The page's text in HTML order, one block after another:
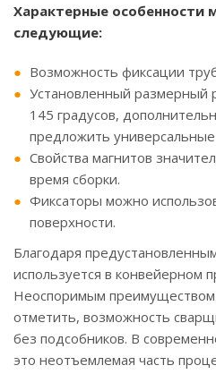
Характерные особенности
следующие:
Возможность фиксации
Установленный размерный
145 градусов,
предложить
Свойства магнитов
время сборки.
Фиксаторы можно
поверхности.
Благодаря
используется в конвейерном
Неоспоримым
отметить, возможность
без подсобников. В
это неотъемлемая часть